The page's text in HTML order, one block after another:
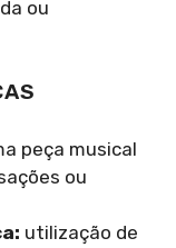
ou
peça musical
ou
utilização de